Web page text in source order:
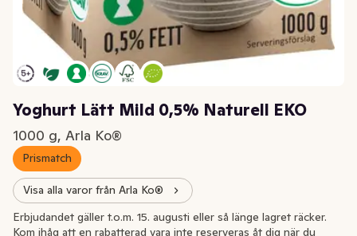
Yoghurt Lätt Mild 0,5% Naturell EKO
1000 g, Arla Ko®
Prismatch
Visa alla varor från Arla Ko®
Extrapris
Erbjudandet gäller t.o.m. 15. augusti eller så länge lagret räcker.
Kom ihåg att en rabatterad vara inte reserveras åt dig när du